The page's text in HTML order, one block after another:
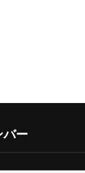
バー